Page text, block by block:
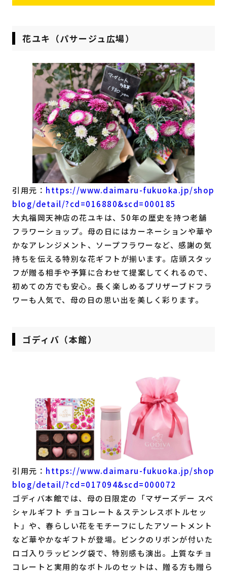
花ユキ（パサージュ広場）
引用元： https://www.daimaru-fukuoka.jp/shop
blog/detail/?cd=016880&scd=000185
大丸福岡天神店の花ユキは、50年の歴史を持つ老舗
フラワーショップ。母の日にはカーネーションや華や
かなアレンジメント、ソープフラワーなど、感謝の気
持ちを伝える特別な花ギフトが揃います。店頭スタッ
フが贈る相手や予算に合わせて提案してくれるので、
初めての方でも安心。長く楽しめるプリザーブドフラ
ワーも人気で、母の日の思い出を美しく彩ります。
ゴディバ（本館）
引用元： https://www.daimaru-fukuoka.jp/shop
blog/detail/?cd=017094&scd=000072
ゴディバ本館では、母の日限定の「マザーズデー スペ
シャルギフト チョコレート＆ステンレスボトルセッ
ト」や、春らしい花をモチーフにしたアソートメント
など華やかなギフトが登場。ピンクのリボンが付いた
ロゴ入りラッピング袋で、特別感も演出。上質なチョ
コレートと実用的なボトルのセットは、贈る方も贈ら